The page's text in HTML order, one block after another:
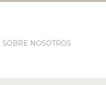
SOBRE NOSOTROS